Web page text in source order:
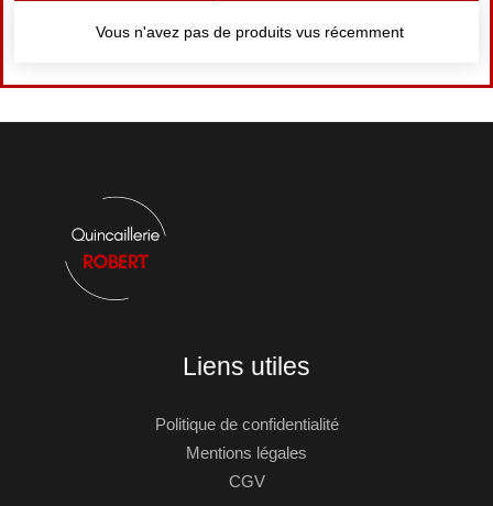
Vous n'avez pas de produits vus récemment
Liens utiles
Politique de confidentialité
Mentions légales
CGV